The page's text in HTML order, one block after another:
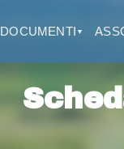
DOCUMENTI ▼